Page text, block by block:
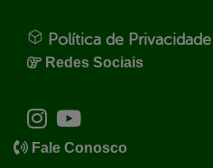
Política de Privacidade
Redes Sociais
Fale Conosco